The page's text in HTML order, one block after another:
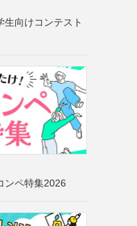
生向けコンテスト
ンペ特集2026